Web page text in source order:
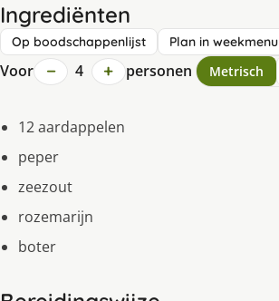
Ingrediënten
Op boodschappenlijst Plan in weekmenu
Voor − 4 + personen Metrisch
12 aardappelen
peper
zeezout
rozemarijn
boter